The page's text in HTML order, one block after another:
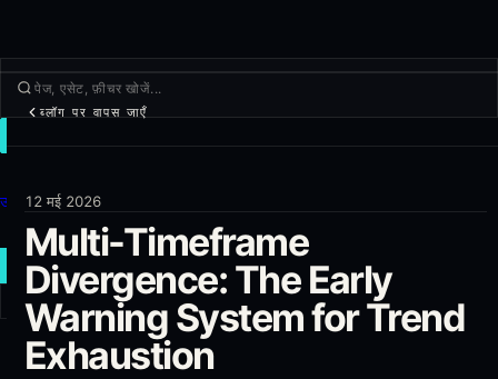
उत्पाद
और
नया ट्रेड
लॉग इन
ब्लॉग पर वापस जाएँ
12 मई 2026
Multi-Timeframe
Divergence: The Early
Warning System for Trend
Exhaustion